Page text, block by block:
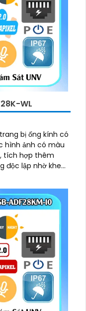
WL
bị ống kính có
hình ảnh có màu
tích hợp thêm
độc lập nhờ khe